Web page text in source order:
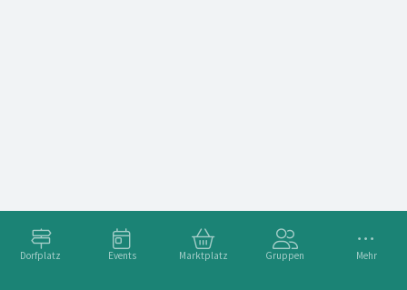
Dorfplatz Events Marktplatz Gruppen Mehr